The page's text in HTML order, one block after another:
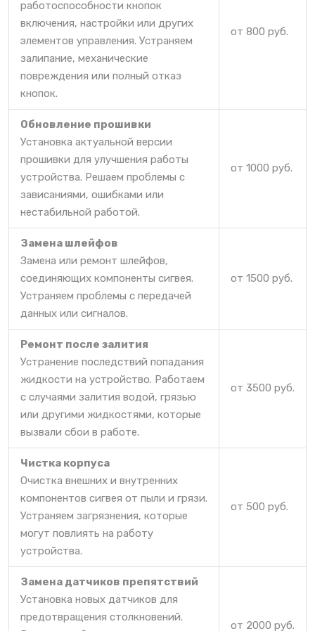
работоспособности кнопок
включения, настройки или других
элементов управления. Устраняем
залипание, механические
повреждения или полный отказ
кнопок.
от 800 руб.
Обновление прошивки
Установка актуальной версии
прошивки для улучшения работы
устройства. Решаем проблемы с
зависаниями, ошибками или
нестабильной работой.
от 1000 руб.
Замена шлейфов
Замена или ремонт шлейфов,
соединяющих компоненты сигвея.
Устраняем проблемы с передачей
данных или сигналов.
от 1500 руб.
Ремонт после залития
Устранение последствий попадания
жидкости на устройство. Работаем
с случаями залития водой, грязью
или другими жидкостями, которые
вызвали сбои в работе.
от 3500 руб.
Чистка корпуса
Очистка внешних и внутренних
компонентов сигвея от пыли и грязи.
Устраняем загрязнения, которые
могут повлиять на работу
устройства.
от 500 руб.
Замена датчиков препятствий
Установка новых датчиков для
предотвращения столкновений.
от 2000 руб.